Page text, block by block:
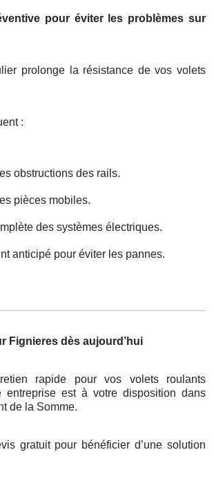
pour éviter les problèmes sur
prolonge la résistance de vos volets
:
obstructions des rails.
pièces mobiles.
des systèmes électriques.
anticipé pour éviter les pannes.
Fignieres dès aujourd’hui
rapide pour vos volets roulants
entreprise est à votre disposition dans
de la Somme.
gratuit pour bénéficier d’une solution